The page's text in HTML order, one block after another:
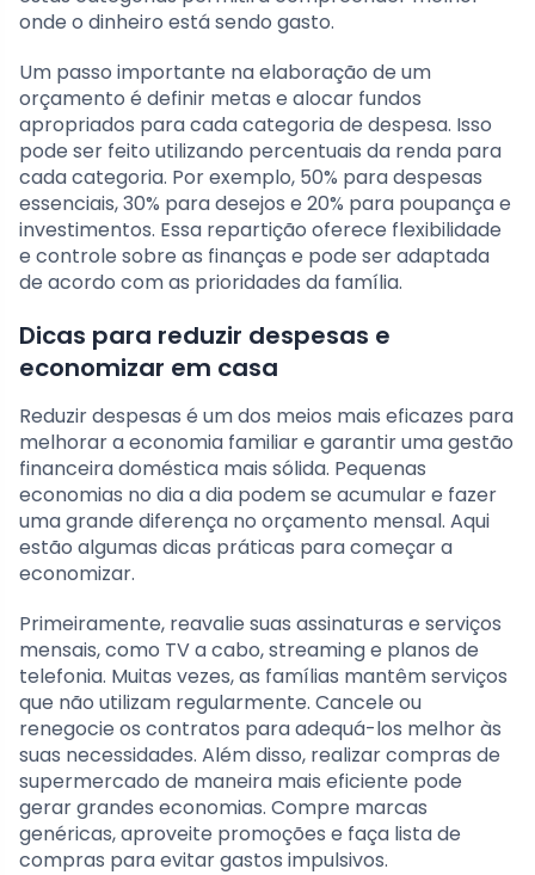
onde o dinheiro está sendo gasto.
Um passo importante na elaboração de um
orçamento é definir metas e alocar fundos
apropriados para cada categoria de despesa. Isso
pode ser feito utilizando percentuais da renda para
cada categoria. Por exemplo, 50% para despesas
essenciais, 30% para desejos e 20% para poupança e
investimentos. Essa repartição oferece flexibilidade
e controle sobre as finanças e pode ser adaptada
de acordo com as prioridades da família.
Dicas para reduzir despesas e
economizar em casa
Reduzir despesas é um dos meios mais eficazes para
melhorar a economia familiar e garantir uma gestão
financeira doméstica mais sólida. Pequenas
economias no dia a dia podem se acumular e fazer
uma grande diferença no orçamento mensal. Aqui
estão algumas dicas práticas para começar a
economizar.
Primeiramente, reavalie suas assinaturas e serviços
mensais, como TV a cabo, streaming e planos de
telefonia. Muitas vezes, as famílias mantêm serviços
que não utilizam regularmente. Cancele ou
renegocie os contratos para adequá-los melhor às
suas necessidades. Além disso, realizar compras de
supermercado de maneira mais eficiente pode
gerar grandes economias. Compre marcas
genéricas, aproveite promoções e faça lista de
compras para evitar gastos impulsivos.